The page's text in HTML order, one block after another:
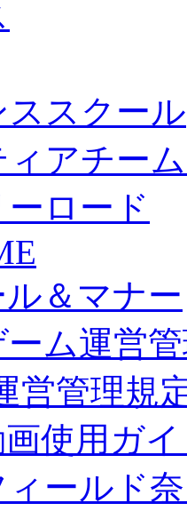
スクール
アチー
ロード
＆マナー
ム運営
営管理規
使用ガ
ィールド